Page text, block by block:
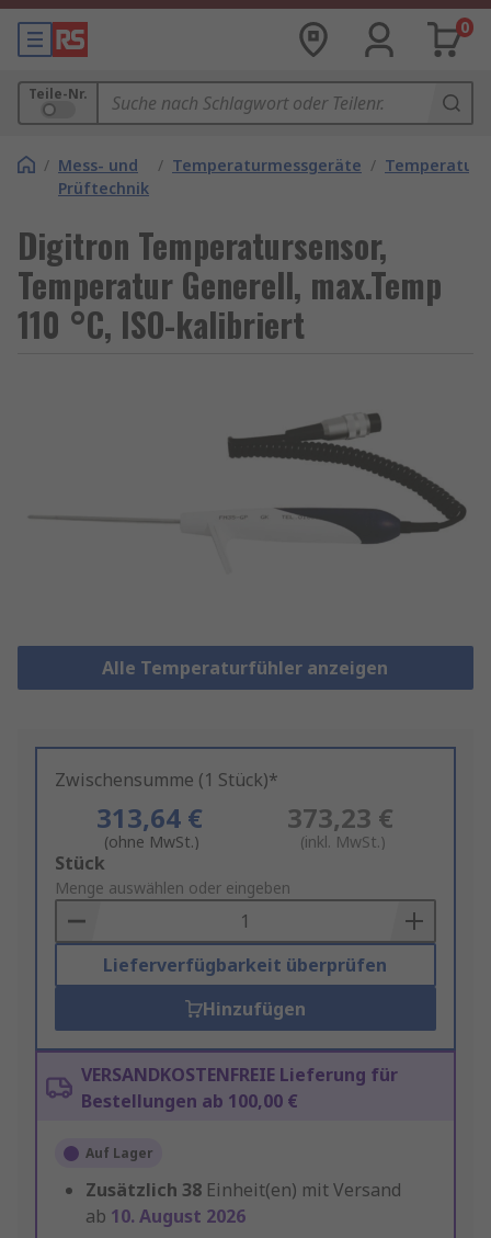
0
Teile-Nr.
/ Mess- und
Prüftechnik
/ Temperaturmessgeräte /
Digitron Temperatursensor,
Temperatur Generell, max.Temp
110 °C, ISO-kalibriert
Alle Temperaturfühler anzeigen
Zwischensumme (1 Stück)*
313,64 €
(ohne MwSt.)
373,23 €
(inkl. MwSt.)
Add
to
Basket
Stück
Menge auswählen oder eingeben
Lieferverfügbarkeit überprüfen
Hinzufügen
VERSANDKOSTENFREIE Lieferung für
Bestellungen ab 100,00 €
Auf Lager
Zusätzlich 38 Einheit(en) mit Versand
ab 10. August 2026